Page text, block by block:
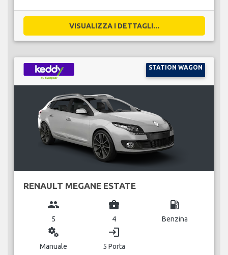
VISUALIZZA I DETTAGLI...
STATION WAGON
RENAULT MEGANE ESTATE
group
5
business_center
4
local_gas_station
Benzina
miscellaneous_services
Manuale
login
5 Porta